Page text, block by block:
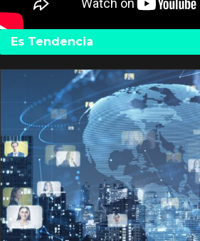
Es Tendencia